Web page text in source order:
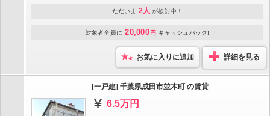
ただいま 2人 が検討中！
対象者全員に 20,000 円 キャッシュバック!
お気に入りに追加 詳細を見る
[一戸建] 千葉県成田市並木町 の賃貸
6.5万円